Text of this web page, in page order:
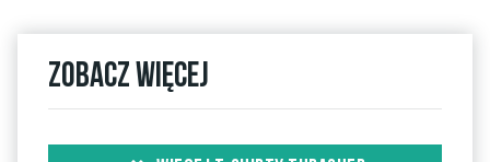
Zobacz więcej